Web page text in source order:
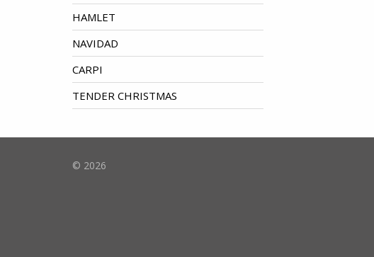
HAMLET
NAVIDAD
CARPI
TENDER CHRISTMAS
© 2026